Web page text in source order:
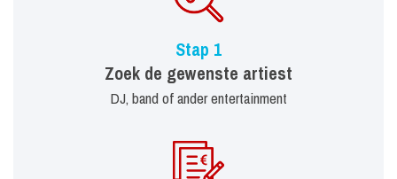
Stap 1
Zoek de gewenste artiest
DJ, band of ander entertainment